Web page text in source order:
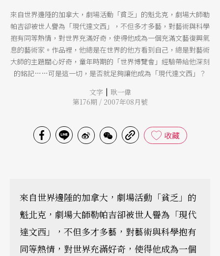
來自世界邊陲的加拿大，劇場活動「貧乏」的魁北克，劇場大師勒
帕吉卻被世人譽為「現代達文西」，不但多才多藝，對藝術與科學
抱有同等熱情，對世界充滿好奇，使得他成為一個充滿文藝復興氣
息的藝術家。作品裡，他總是在世界的他方看到自己，總是對藝術
大師的主題關心好奇，童年時期的「世界博覽會」經驗帶給他深刻
的銘記……可是這一切，是否就足夠讓他成為「現代達文西」？
文字 | 耿一偉
第176期 / 2007年08月號
收藏
來自世界邊陲的加拿大，劇場活動「貧乏」的
魁北克，劇場大師勒帕吉卻被世人譽為「現代
達文西」，不但多才多藝，對藝術與科學抱有
同等熱情，對世界充滿好奇，使得他成為一個